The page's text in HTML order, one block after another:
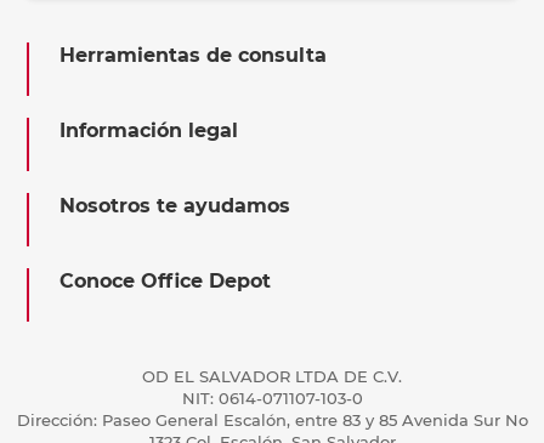
Herramientas de consulta
Información legal
Nosotros te ayudamos
Conoce Office Depot
OD EL SALVADOR LTDA DE C.V.
NIT: 0614-071107-103-0
Dirección: Paseo General Escalón, entre 83 y 85 Avenida Sur No